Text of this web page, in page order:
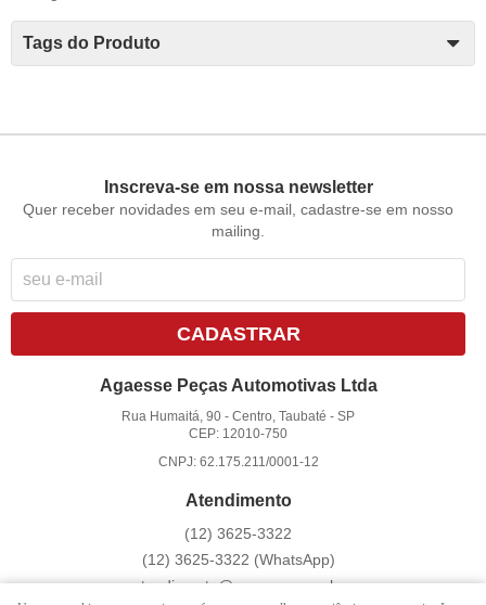
Tags do Produto
Inscreva-se em nossa newsletter
Quer receber novidades em seu e-mail, cadastre-se em nosso
mailing.
CADASTRAR
Agaesse Peças Automotivas Ltda
Rua Humaitá, 90 -Centro, Taubaté -SP
CEP: 12010-750
CNPJ: 62.175.211/0001-12
Atendimento
(12) 3625-3322
(12) 3625-3322 (WhatsApp)
atendimento@agaesse.com.br